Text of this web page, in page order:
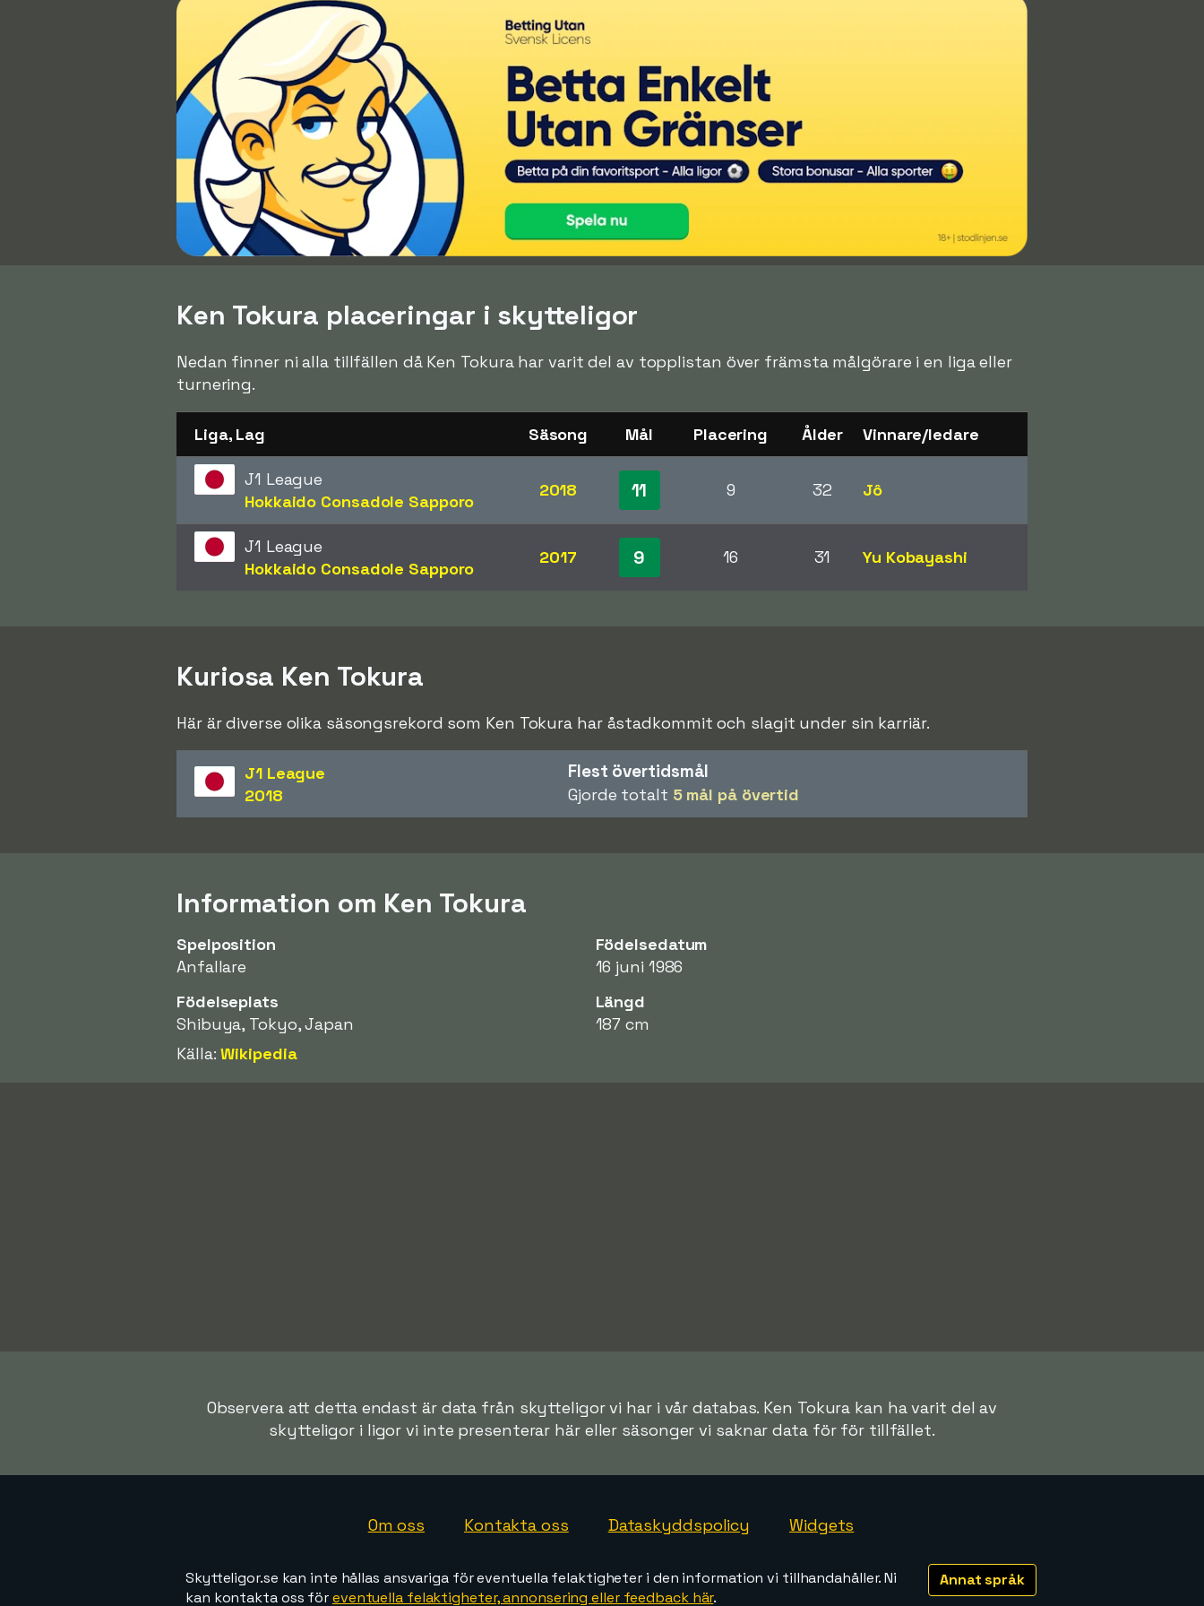
Ken Tokura placeringar i skytteligor
Nedan finner ni alla tillfällen då Ken Tokura har varit del av topplistan över främsta målgörare i en liga eller
turnering.
Liga, Lag Säsong Mål Placering Ålder Vinnare/ledare
J1 League
Hokkaido Consadole Sapporo
2018 11 9 32 Jô
J1 League
Hokkaido Consadole Sapporo
2017 9 16 31 Yu Kobayashi
Kuriosa Ken Tokura
Här är diverse olika säsongsrekord som Ken Tokura har åstadkommit och slagit under sin karriär.
J1 League
2018
Flest övertidsmål
Gjorde totalt 5 mål på övertid
Information om Ken Tokura
Spelposition
Anfallare
Födelsedatum
16 juni 1986
Födelseplats
Shibuya, Tokyo, Japan
Längd
187 cm
Källa:Wikipedia
Observera att detta endast är data från skytteligor vi har i vår databas. Ken Tokura kan ha varit del av
skytteligor i ligor vi inte presenterar här eller säsonger vi saknar data för för tillfället.
Om oss Kontakta oss Dataskyddspolicy Widgets
Annat språk
Skytteligor.se kan inte hållas ansvariga för eventuella felaktigheter i den information vi tillhandahåller. Ni
kan kontakta oss föreventuella felaktigheter, annonsering eller feedback här.